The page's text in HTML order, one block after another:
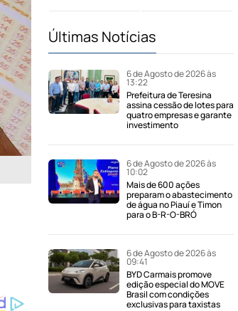
Últimas Notícias
6 de Agosto de 2026 às
13:22
Prefeitura de Teresina
assina cessão de lotes para
quatro empresas e garante
investimento
6 de Agosto de 2026 às
10:02
Mais de 600 ações
preparam o abastecimento
de água no Piauí e Timon
para o B-R-O-BRÓ
6 de Agosto de 2026 às
09:41
BYD Carmais promove
edição especial do MOVE
Brasil com condições
exclusivas para taxistas